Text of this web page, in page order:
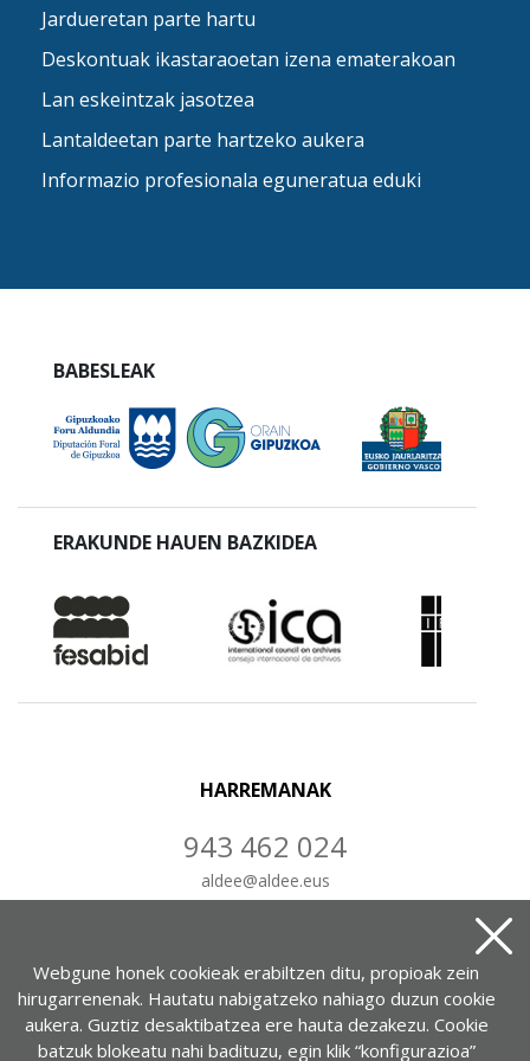
Jardueretan parte hartu
Deskontuak ikastaraoetan izena ematerakoan
Lan eskeintzak jasotzea
Lantaldeetan parte hartzeko aukera
Informazio profesionala eguneratua eduki
BABESLEAK
ERAKUNDE HAUEN BAZKIDEA
HARREMANAK
943 462 024
aldee@aldee.eus
Webgune honek cookieak erabiltzen ditu, propioak zein
hirugarrenenak. Hautatu nabigatzeko nahiago duzun cookie
aukera. Guztiz desaktibatzea ere hauta dezakezu. Cookie
batzuk blokeatu nahi badituzu, egin klik “konfigurazioa”